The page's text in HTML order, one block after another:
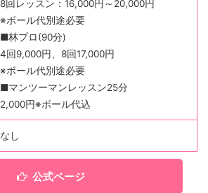
8回レッスン：16,000円～20,000円
※ボール代別途必要
■林プロ(90分)
4回9,000円、8回17,000円
※ボール代別途必要
■マンツーマンレッスン25分
2,000円※ボール代込
なし
公式ページ